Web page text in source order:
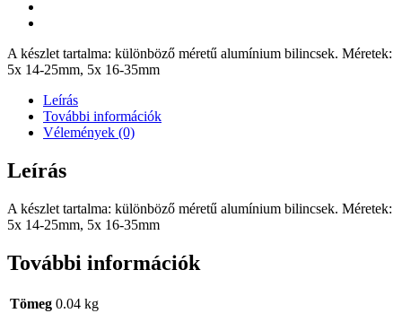
A készlet tartalma: különböző méretű alumínium bilincsek. Méretek:
5x 14-25mm, 5x 16-35mm
Leírás
További információk
Vélemények (0)
Leírás
A készlet tartalma: különböző méretű alumínium bilincsek. Méretek:
5x 14-25mm, 5x 16-35mm
További információk
Tömeg 0.04 kg